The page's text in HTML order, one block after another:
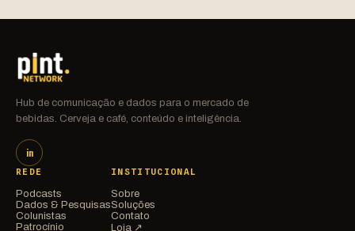
Hub de comunicação e dados para o mercado de
bebidas. Cerveja e café, conteúdo e inteligência.
in
REDE
Podcasts
Dados & Pesquisas
Colunistas
Patrocínio
INSTITUCIONAL
Sobre
Soluções
Contato
Loja ↗